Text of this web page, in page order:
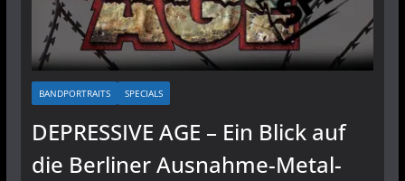
BANDPORTRAITS SPECIALS
DEPRESSIVE AGE – Ein Blick auf
die Berliner Ausnahme-Metal-